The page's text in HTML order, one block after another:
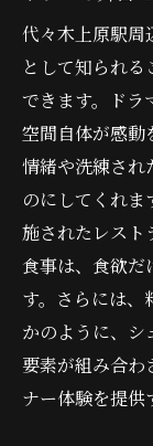
代々木上原駅周
として知られ
できます。ドラ
空間自体が感動
情緒や洗練され
のにしてくれ
施されたレスト
食事は、食欲だ
す。さらには、
かのように、シ
要素が組み合わ
ナー体験を提供